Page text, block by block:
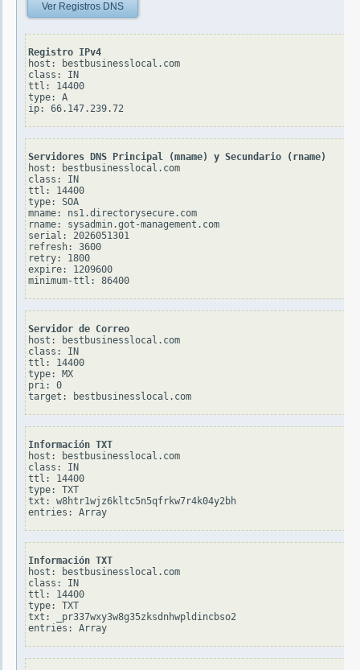
Ver Registros DNS
Registro IPv4
host: bestbusinesslocal.com
class: IN
ttl: 14400
type: A
Servidores DNS Principal (mname) y Secundario (rname)
host: bestbusinesslocal.com
class: IN
ttl: 14400
type: SOA
mname: ns1.directorysecure.com
rname: sysadmin.got-management.com
serial: 2026051301
refresh: 3600
retry: 1800
expire: 1209600
Servidor de Correo
host: bestbusinesslocal.com
class: IN
ttl: 14400
type: MX
pri: 0
Información TXT
host: bestbusinesslocal.com
class: IN
ttl: 14400
type: TXT
txt: w8htr1wjz6kltc5n5qfrkw7r4k04y2bh
Información TXT
host: bestbusinesslocal.com
class: IN
ttl: 14400
type: TXT
txt: _pr337wxy3w8g35zksdnhwpldincbso2